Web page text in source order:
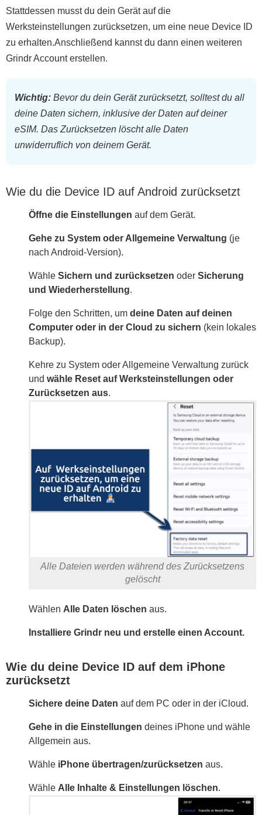
Stattdessen musst du dein Gerät auf die
Werksteinstellungen zurücksetzen, um eine neue Device ID
zu erhalten.Anschließend kannst du dann einen weiteren
Grindr Account erstellen.
Wichtig: Bevor du dein Gerät zurücksetzt, solltest du all
deine Daten sichern, inklusive der Daten auf deiner
eSIM. Das Zurücksetzen löscht alle Daten
unwiderruflich von deinem Gerät.
Wie du die Device ID auf Android zurücksetzt
Öffne die Einstellungen auf dem Gerät.
Gehe zu System oder Allgemeine Verwaltung (je
nach Android-Version).
Wähle Sichern und zurücksetzen oder Sicherung
und Wiederherstellung.
Folge den Schritten, um deine Daten auf deinen
Computer oder in der Cloud zu sichern (kein lokales
Backup).
Kehre zu System oder Allgemeine Verwaltung zurück
und wähle Reset auf Werksteinstellungen oder
Zurücksetzen aus.
Alle Dateien werden während des Zurücksetzens
gelöscht
Wählen Alle Daten löschen aus.
Installiere Grindr neu und erstelle einen Account.
Wie du deine Device ID auf dem iPhone
zurücksetzt
Sichere deine Daten auf dem PC oder in der iCloud.
Gehe in die Einstellungen deines iPhone und wähle
Allgemein aus.
Wähle iPhone übertragen/zurücksetzen aus.
Wähle Alle Inhalte & Einstellungen löschen.